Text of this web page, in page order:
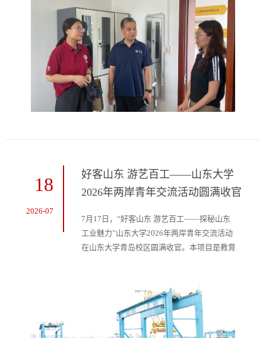
通情况、各场所环境卫生条件等关键领域，实
施逐项、逐区域深度排查，并对现场安全隐患
立行立改。付岩志强调，安全管理工作责任...
18
2026-07
好客山东 游艺百工——山东大学
2026年两岸青年交流活动圆满收官
7月17日，“好客山东 游艺百工——探秘山东
工业魅力”山东大学2026年两岸青年交流活动
在山东大学青岛校区圆满收官。本项目是教育
点，通过“行走的课堂”开展专题讲座、分组研
讨、手工制作、成果汇报等研究性学习任务，
使台湾师生深刻理解大陆智造与山东工业旅游
的魅力，深化两岸高质量交流。本项目由管理